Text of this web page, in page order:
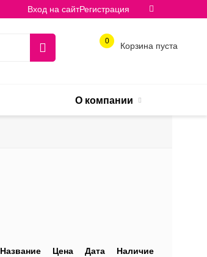
Вход на сайтРегистрация
0 Корзина пуста
О компании
Название Цена Дата Наличие